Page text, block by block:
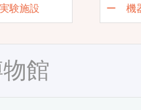
験施設
ー 機
館